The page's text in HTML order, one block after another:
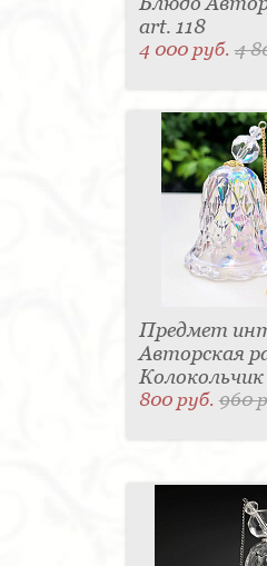
art. 118
4 000 руб.4
Предмет
Авторская
Колокольчик
800 руб.960